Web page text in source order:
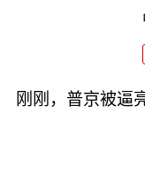
刚刚，普京被逼